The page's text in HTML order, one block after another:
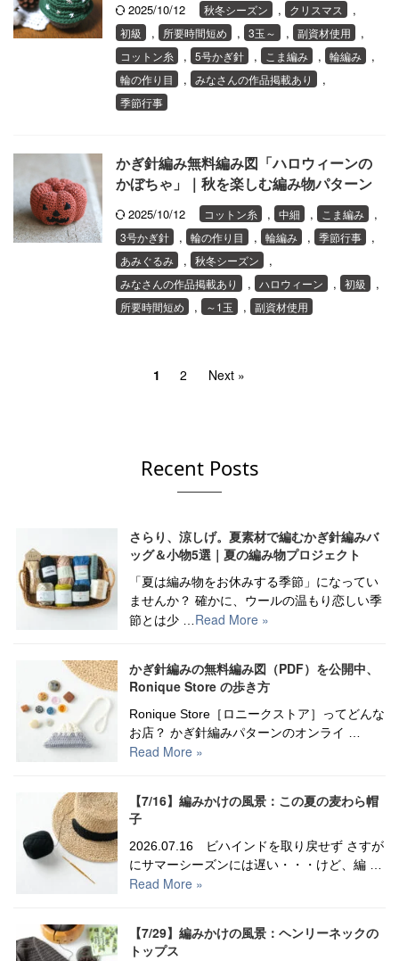
2025/10/12 秋冬シーズン , クリスマス ,
初級 , 所要時間短め , 3玉～ , 副資材使用 ,
コットン糸 , 5号かぎ針 , こま編み , 輪編み ,
輪の作り目 , みなさんの作品掲載あり ,
季節行事
かぎ針編み無料編み図「ハロウィーンの
かぼちゃ」｜秋を楽しむ編み物パターン
2025/10/12 コットン糸 , 中細 , こま編み ,
3号かぎ針 , 輪の作り目 , 輪編み , 季節行事 ,
あみぐるみ , 秋冬シーズン ,
みなさんの作品掲載あり , ハロウィーン , 初級 ,
所要時間短め , ～1玉 , 副資材使用
1 2 Next »
Recent Posts
さらり、涼しげ。夏素材で編むかぎ針編みバ
ッグ＆小物5選｜夏の編み物プロジェクト
「夏は編み物をお休みする季節」になってい
ませんか？ 確かに、ウールの温もり恋しい季
節とは少 … Read More »
かぎ針編みの無料編み図（PDF）を公開中、
Ronique Store の歩き方
Ronique Store［ロニークストア］ってどんな
お店？ かぎ針編みパターンのオンライ …
Read More »
【7/16】編みかけの風景：この夏の麦わら帽
子
2026.07.16 ビハインドを取り戻せず さすが
にサマーシーズンには遅い・・・けど、編 …
Read More »
【7/29】編みかけの風景：ヘンリーネックの
トップス